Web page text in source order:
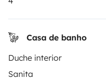
Casa de banho
Duche interior
Sanita
PROPRIETÁRIOS
Criar um anúncio